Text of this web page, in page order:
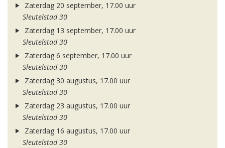
Zaterdag 20 september, 17.00 uur
Sleutelstad 30
Zaterdag 13 september, 17.00 uur
Sleutelstad 30
Zaterdag 6 september, 17.00 uur
Sleutelstad 30
Zaterdag 30 augustus, 17.00 uur
Sleutelstad 30
Zaterdag 23 augustus, 17.00 uur
Sleutelstad 30
Zaterdag 16 augustus, 17.00 uur
Sleutelstad 30